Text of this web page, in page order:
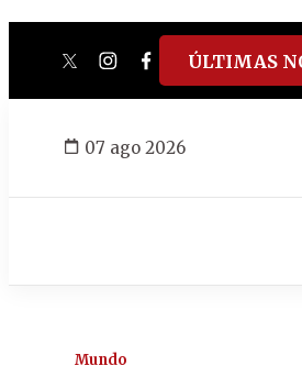
twitterinstagram
facebook
tiktok
ÚLTIMAS
07 ago 2026
Mundo